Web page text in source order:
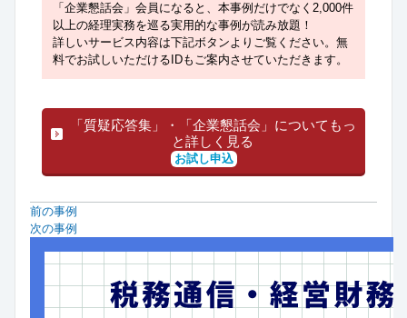
「企業懇話会」会員になると、本事例だけでなく2,000件
以上の経理実務を巡る実用的な事例が読み放題！
詳しいサービス内容は下記ボタンよりご覧ください。無
料でお試しいただけるIDもご案内させていただきます。
「質疑応答集」・「企業懇話会」についてもっ
と詳しく見る
お試し申込
前の事例
次の事例